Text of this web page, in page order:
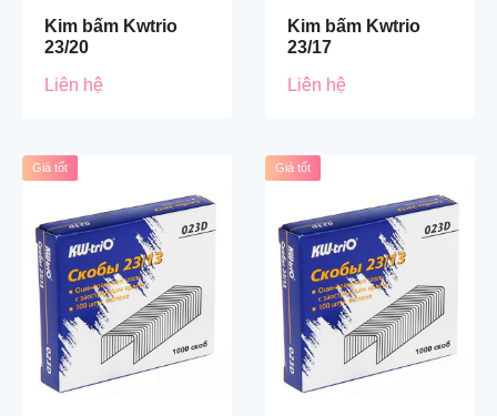
Kim bấm Kwtrio
23/20
Liên hệ
Kim bấm Kwtrio
23/17
Liên hệ
Giá tốt Giá tốt